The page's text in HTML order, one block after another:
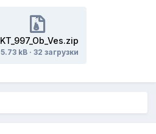
KT_997_Ob_Ves.zip
5.73 kB· 32 загрузки